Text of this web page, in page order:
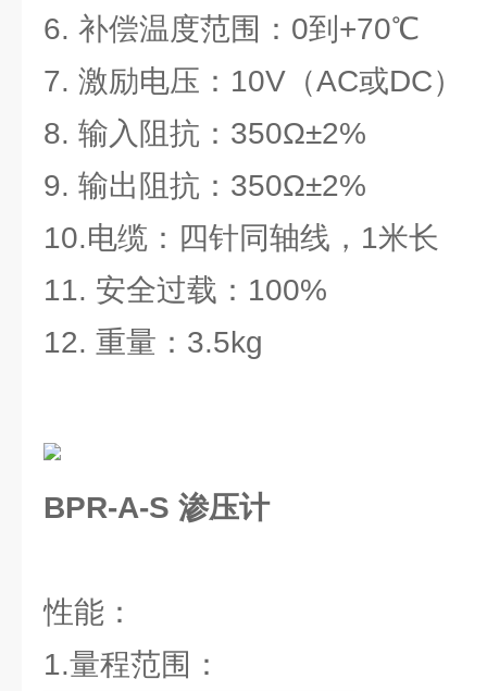
6. 补偿温度范围：0到+70℃
7. 激励电压：10V（AC或DC）
8. 输入阻抗：350Ω±2%
9. 输出阻抗：350Ω±2%
10.电缆：四针同轴线，1米长
11. 安全过载：100%
12. 重量：3.5kg
BPR-A-S 渗压计
性能：
1.量程范围：